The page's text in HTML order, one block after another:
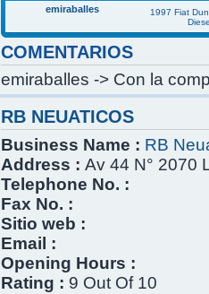
emiraballes
1997 Fiat
COMENTARIOS
emiraballes -> Con la
RB NEUATICOS
Business Name : RB
Address : Av 44 N° 2070
Telephone No. :
Fax No. :
Sitio web :
Email :
Opening Hours :
Rating : 9 Out Of 10